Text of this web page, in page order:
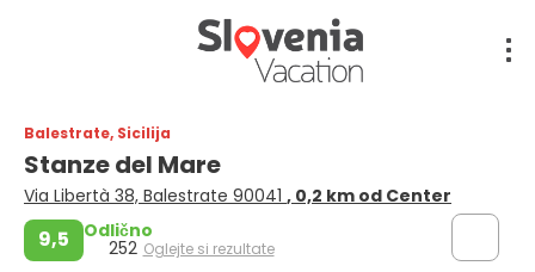
Balestrate, Sicilija
Stanze del Mare
Via Libertà 38, Balestrate 90041 , 0,2 km od Center
9,5 Odlično
252 Oglejte si rezultate